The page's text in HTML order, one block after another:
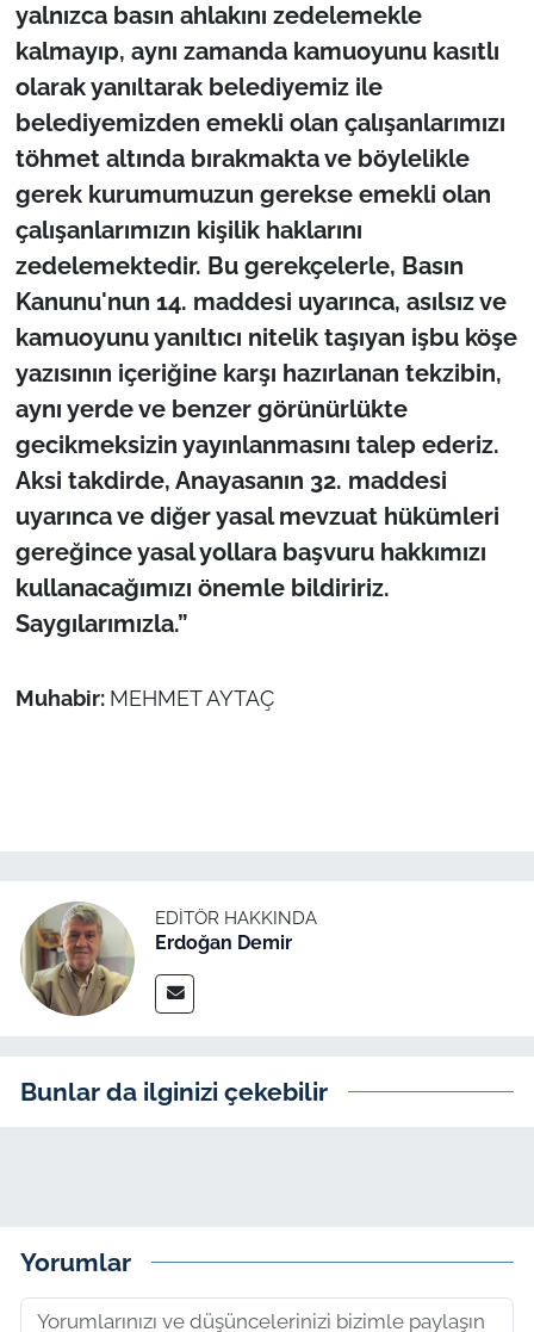
yalnızca basın ahlakını zedelemekle
kalmayıp, aynı zamanda kamuoyunu kasıtlı
olarak yanıltarak belediyemiz ile
belediyemizden emekli olan çalışanlarımızı
töhmet altında bırakmakta ve böylelikle
gerek kurumumuzun gerekse emekli olan
çalışanlarımızın kişilik haklarını
zedelemektedir. Bu gerekçelerle, Basın
Kanunu'nun 14. maddesi uyarınca, asılsız ve
kamuoyunu yanıltıcı nitelik taşıyan işbu köşe
yazısının içeriğine karşı hazırlanan tekzibin,
aynı yerde ve benzer görünürlükte
gecikmeksizin yayınlanmasını talep ederiz.
Aksi takdirde, Anayasanın 32. maddesi
uyarınca ve diğer yasal mevzuat hükümleri
gereğince yasal yollara başvuru hakkımızı
kullanacağımızı önemle bildiririz.
Saygılarımızla.”
Muhabir: MEHMET AYTAÇ
EDITÖR HAKKINDA
Erdoğan Demir
Bunlar da ilginizi çekebilir
Yorumlar